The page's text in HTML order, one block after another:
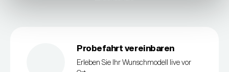
Probefahrt vereinbaren
Erleben Sie Ihr Wunschmodell live vor